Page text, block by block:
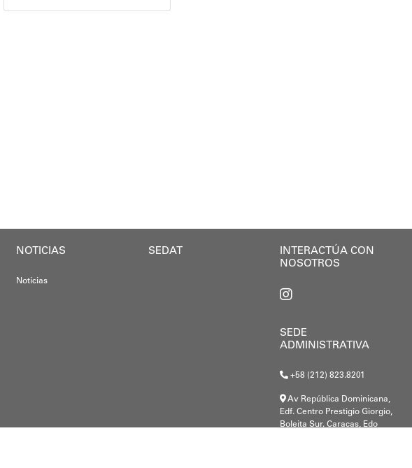
ofreció atención médica primaria y servicios de cuidado
por el ministro del Poder Popular para la Educación, Héctor
NOTICIAS
Noticias
SEDAT
INTERACTÚA CON
NOSOTROS
SEDE
ADMINISTRATIVA
+58 (212) 823.8201
Av República Dominicana,
Edf. Centro Prestigio Giorgio,
Boleita Sur. Caracas, Edo